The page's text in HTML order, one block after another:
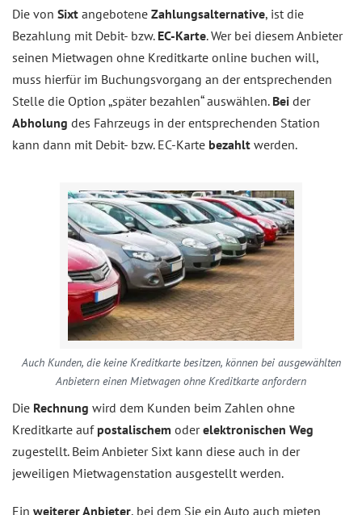
Die von Sixt angebotene Zahlungsalternative, ist die
Bezahlung mit Debit- bzw. EC-Karte. Wer bei diesem Anbieter
seinen Mietwagen ohne Kreditkarte online buchen will,
muss hierfür im Buchungsvorgang an der entsprechenden
Stelle die Option „später bezahlen“ auswählen. Bei der
Abholung des Fahrzeugs in der entsprechenden Station
kann dann mit Debit- bzw. EC-Karte bezahlt werden.
Auch Kunden, die keine Kreditkarte besitzen, können bei ausgewählten
Anbietern einen Mietwagen ohne Kreditkarte anfordern
Die Rechnung wird dem Kunden beim Zahlen ohne
Kreditkarte auf postalischem oderelektronischen Weg
zugestellt. Beim Anbieter Sixt kann diese auch in der
jeweiligen Mietwagenstation ausgestellt werden.
Ein weiterer Anbieter, bei dem Sie ein Auto auch mieten